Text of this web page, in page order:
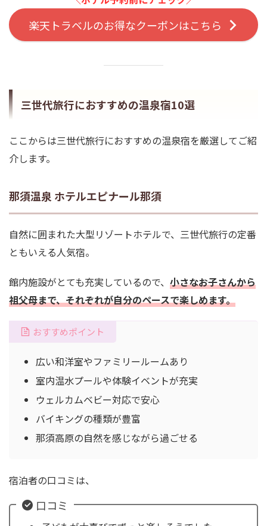
楽天トラベルのお得なクーポンはこちら
三世代旅行におすすめの温泉宿10選
ここからは三世代旅行におすすめの温泉宿を厳選してご紹
介します。
那須温泉 ホテルエピナール那須
自然に囲まれた大型リゾートホテルで、三世代旅行の定番
ともいえる人気宿。
館内施設がとても充実しているので、 小さなお子さんから
祖父母まで、それぞれが自分のペースで楽しめます。
おすすめポイント
広い和洋室やファミリールームあり
室内温水プールや体験イベントが充実
ウェルカムベビー対応で安心
バイキングの種類が豊富
那須高原の自然を感じながら過ごせる
宿泊者の口コミは、
口コミ